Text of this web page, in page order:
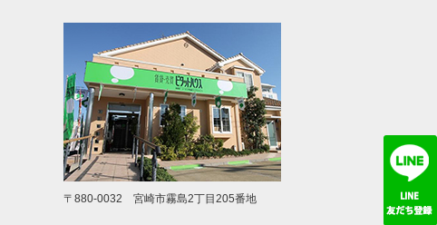
〒880-0032 宮崎市霧島2丁目205番地